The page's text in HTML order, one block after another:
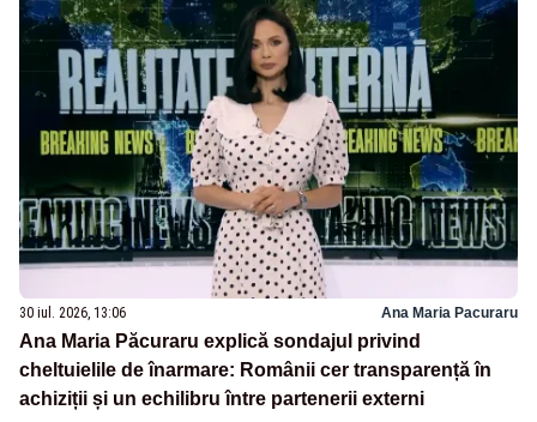
30 iul. 2026, 13:06 Ana Maria Pacuraru
Ana Maria Păcuraru explică sondajul privind
cheltuielile de înarmare: Românii cer transparență în
achiziții și un echilibru între partenerii externi